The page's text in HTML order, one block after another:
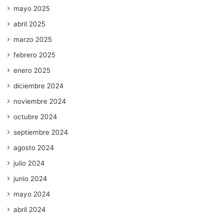
mayo 2025
abril 2025
marzo 2025
febrero 2025
enero 2025
diciembre 2024
noviembre 2024
octubre 2024
septiembre 2024
agosto 2024
julio 2024
junio 2024
mayo 2024
abril 2024